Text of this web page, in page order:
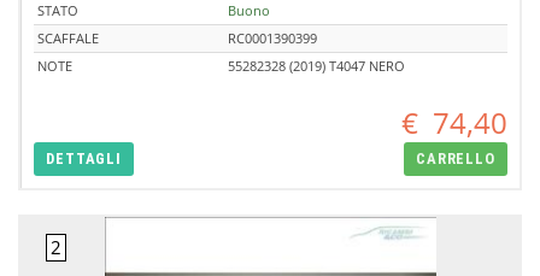
STATO
Buono
SCAFFALE
RC0001390399
NOTE
55282328 (2019) T4047 NERO
€ 74,40
DETTAGLI CARRELLO